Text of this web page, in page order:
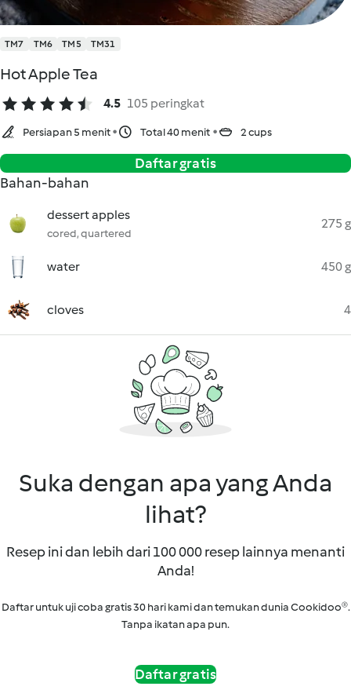
TM7 TM6 TM5 TM31
Hot Apple Tea
4.5 105 peringkat
Persiapan 5 menit Total 40 menit 2 cups
Daftar gratis
Bahan-bahan
dessert apples
cored, quartered
275 g
water 450 g
cloves 4
Suka dengan apa yang Anda
lihat?
Resep ini dan lebih dari 100 000 resep lainnya menanti
Anda!
Daftar untuk uji coba gratis 30 hari kami dan temukan dunia Cookidoo®.
Tanpa ikatan apa pun.
Daftar gratis